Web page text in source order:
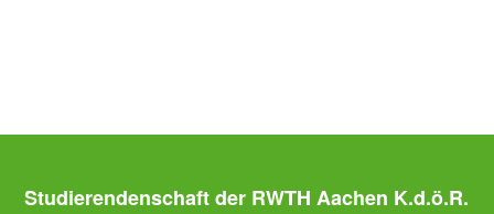
Studierendenschaft der RWTH Aachen K.d.ö.R.